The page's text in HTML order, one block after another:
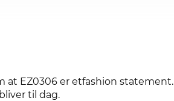
at EZ0306 er etfashion statement.
til dag.